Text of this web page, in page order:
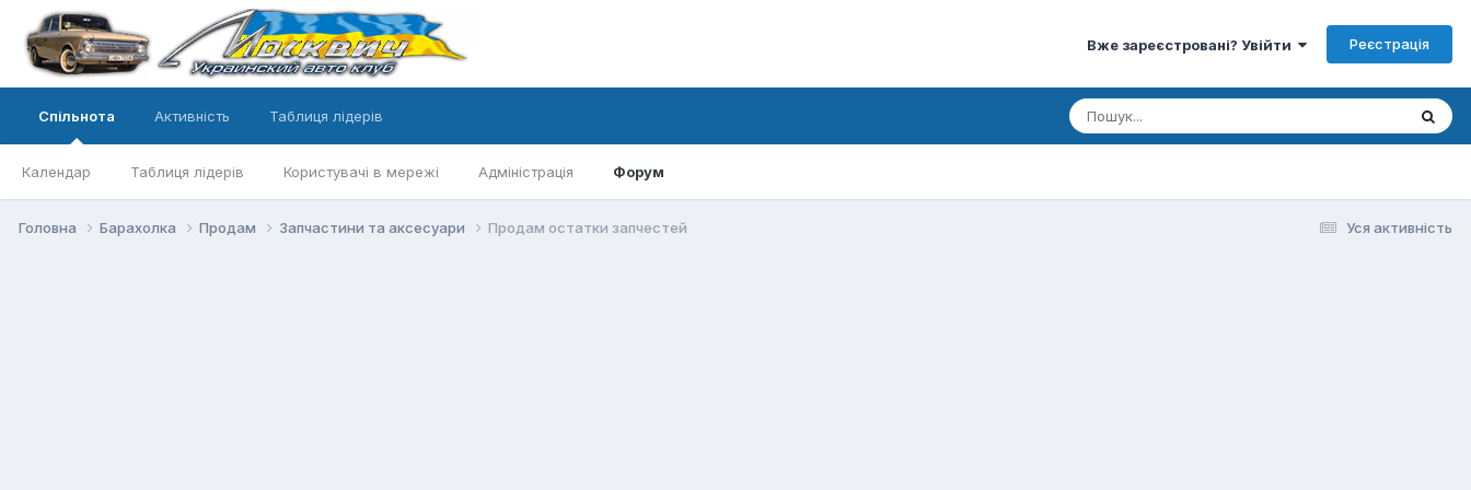
Вже зареєстровані? Увійти Реєстрація
Спільнота
Календар Таблиця лідерів Користувачі в мережі Адміністрація Форум
Активність Таблиця лідерів
Уся активність
Головна Барахолка Продам Запчастини та аксесуари Продам остатки запчестей